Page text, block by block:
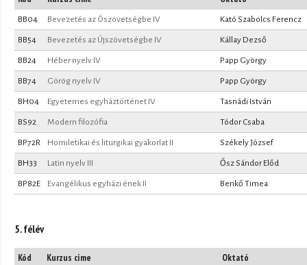
BB04 Bevezetés az Ószövetségbe IV Kató Szabolcs Ferencz
BB54 Bevezetés az Újszövetségbe IV Kállay Dezső
BB24 Héber nyelv IV Papp György
BB74 Görög nyelv IV Papp György
BH04 Egyetemes egyháztörténet IV Tasnádi István
BS92 Modern filozófia Tódor Csaba
BP72R Homiletikai és liturgikai gyakorlat II Székely József
BH33 Latin nyelv III Ősz Sándor Előd
BP82E Evangélikus egyházi ének II Benkő Timea
5. félév
Kód Kurzus címe Oktató